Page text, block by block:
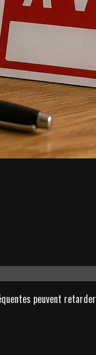
peuvent